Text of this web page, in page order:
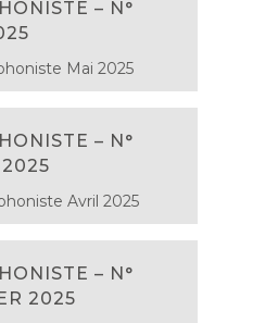
– N°
Mai 2025
– N°
Avril 2025
– N°
2025